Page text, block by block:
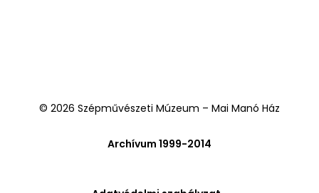
© 2026 Szépművészeti Múzeum – Mai Manó Ház
Archívum 1999-2014